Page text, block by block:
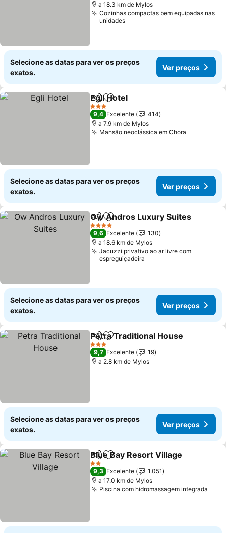
a 18.3 km de Mylos
Cozinhas compactas bem equipadas nas
unidades
Selecione as datas para ver os preços
exatos.
Ver preços
PartilharAdicionar aos favoritos
Egli Hotel
3 Estrelas
9,4 Excelente
414
a 7.9 km de Mylos
Mansão neoclássica em Chora
Selecione as datas para ver os preços
exatos.
Ver preços
PartilharAdicionar aos favoritos
Ow Andros Luxury Suites
4 Estrelas
9,6 Excelente
130
a 18.6 km de Mylos
Jacuzzi privativo ao ar livre com
espreguiçadeira
Selecione as datas para ver os preços
exatos.
Ver preços
PartilharAdicionar aos favoritos
Petra Traditional House
3 Estrelas
9,7 Excelente
19
a 2.8 km de Mylos
Selecione as datas para ver os preços
exatos.
Ver preços
PartilharAdicionar aos favoritos
Blue Bay Resort Village
2 Estrelas
9,3 Excelente
1.051
a 17.0 km de Mylos
Piscina com hidromassagem integrada